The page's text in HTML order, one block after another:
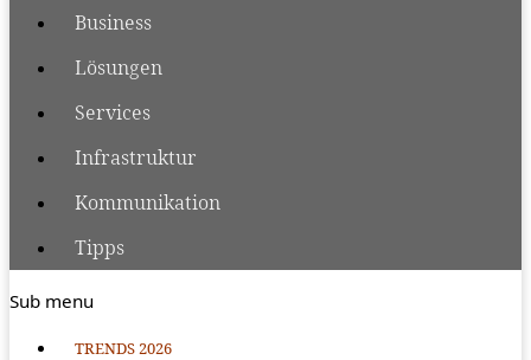
Business
Lösungen
Services
Infrastruktur
Kommunikation
Tipps
Sub menu
TRENDS 2026